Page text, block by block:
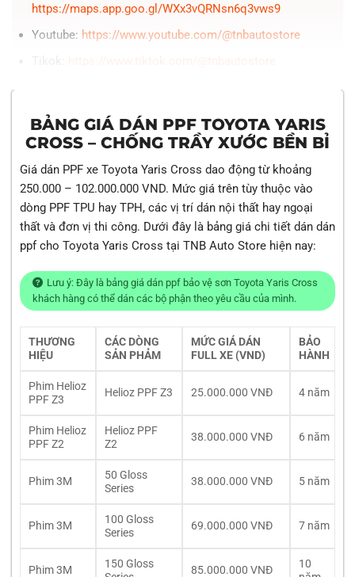
https://maps.app.goo.gl/WXx3vQRNsn6q3vws9
Youtube: https://www.youtube.com/@tnbautostore
BẢNG GIÁ DÁN PPF TOYOTA YARIS
CROSS – CHỐNG TRẦY XƯỚC BỀN BỈ
Giá dán PPF xe Toyota Yaris Cross dao động từ khoảng
250.000 – 102.000.000 VND. Mức giá trên tùy thuộc vào
dòng PPF TPU hay TPH, các vị trí dán nội thất hay ngoại
thất và đơn vị thi công. Dưới đây là bảng giá chi tiết dán dán
ppf cho Toyota Yaris Cross tại TNB Auto Store hiện nay:
Lưu ý: Đây là bảng giá dán ppf bảo vệ sơn Toyota Yaris Cross
khách hàng có thể dán các bộ phận theo yêu cầu của mình.
THƯƠNG
HIỆU
CÁC DÒNG
SẢN PHẢM
MỨC GIÁ DÁN
FULL XE (VND)
BẢO
HÀNH
Phim Helioz
PPF Z3
Helioz PPF Z3 25.000.000 VNĐ 4 năm
Phim Helioz
PPF Z2
Helioz PPF
Z2
38.000.000 VNĐ 6 năm
Phim 3M
50 Gloss
Series
38.000.000 VNĐ 5 năm
Phim 3M
100 Gloss
Series
69.000.000 VNĐ 7 năm
Phim 3M
150 Gloss
85.000.000 VNĐ
10